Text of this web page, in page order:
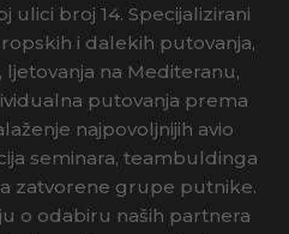
ulici broj 14. Specijalizirani
i dalekih putovanja,
ljetovanja na Mediteranu,
putovanja prema
najpovoljnijih avio
seminara, teambuldinga
zatvorene grupe putnike.
o odabiru naših partnera